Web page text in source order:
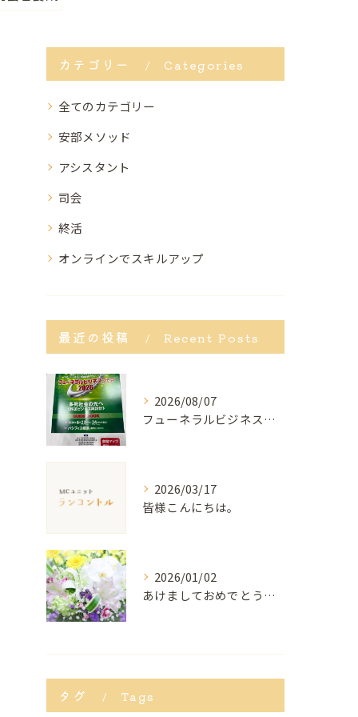
カテゴリー Categories
全てのカテゴリー
安部メソッド
アシスタント
司会
終活
オンラインでスキルアップ
最近の投稿 Recent Posts
2026/08/07
フューネラルビジネスフェア2026で登壇しました
2026/03/17
皆様こんにちは。
2026/01/02
あけましておめでとうございます
タグ Tags